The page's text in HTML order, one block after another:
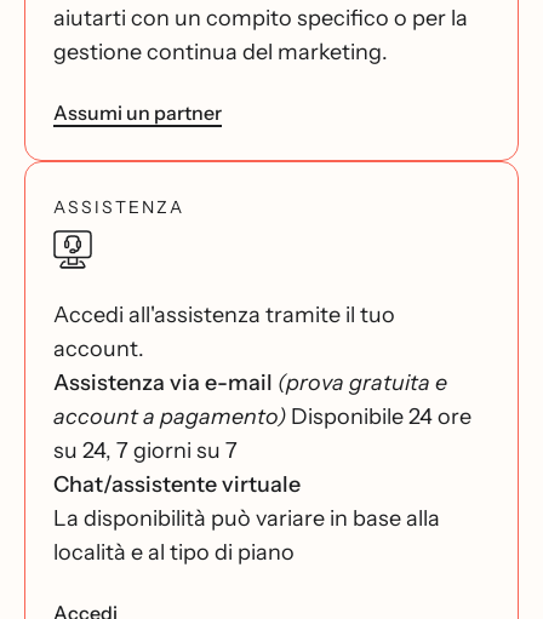
aiutarti con un compito specifico o per la
gestione continua del marketing.
Assumi un partner
ASSISTENZA
Accedi all'assistenza tramite il tuo
account.
Assistenza via e-mail (prova gratuita e
account a pagamento) Disponibile 24 ore
su 24, 7 giorni su 7
Chat/assistente virtuale
La disponibilità può variare in base alla
località e al tipo di piano
Accedi